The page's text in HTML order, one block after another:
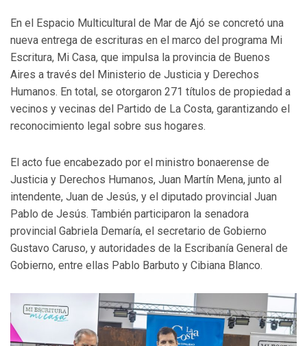
En el Espacio Multicultural de Mar de Ajó se concretó una
nueva entrega de escrituras en el marco del programa Mi
Escritura, Mi Casa, que impulsa la provincia de Buenos
Aires a través del Ministerio de Justicia y Derechos
Humanos. En total, se otorgaron 271 títulos de propiedad a
vecinos y vecinas del Partido de La Costa, garantizando el
reconocimiento legal sobre sus hogares.
El acto fue encabezado por el ministro bonaerense de
Justicia y Derechos Humanos, Juan Martín Mena, junto al
intendente, Juan de Jesús, y el diputado provincial Juan
Pablo de Jesús. También participaron la senadora
provincial Gabriela Demaría, el secretario de Gobierno
Gustavo Caruso, y autoridades de la Escribanía General de
Gobierno, entre ellas Pablo Barbuto y Cibiana Blanco.